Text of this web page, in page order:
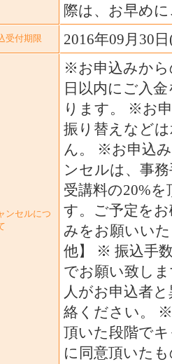
際は、お早め
受付期限 2016年09月30
ンセルにつ
※お申込みから
日以内にご入
ります。 ※お
振り替えなど
ん。 ※お申込
ンセルは、事
受講料の20%
す。ご予定を
みをお願いい
他】 ※ 振込手
でお願い致し
人がお申込者
絡ください。
頂いた段階で
に同意頂いた